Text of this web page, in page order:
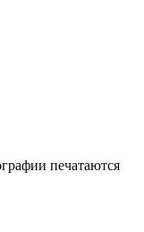
печатаются